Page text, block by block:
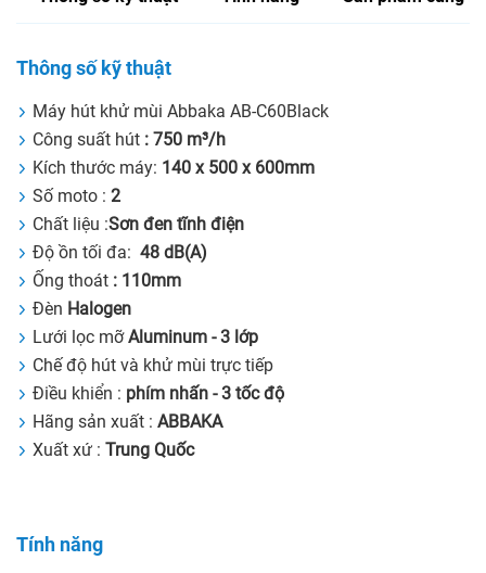
Thông số kỹ thuật
Máy hút khử mùi Abbaka AB-C60Black
Công suất hút : 750 m³/h
Kích thước máy: 140 x 500 x 600mm
Số moto : 2
Chất liệu :Sơn đen tĩnh điện
Độ ồn tối đa: 48 dB(A)
Ống thoát : 110mm
Đèn Halogen
Lưới lọc mỡAluminum - 3 lớp
Chế độ hút và khử mùi trực tiếp
Điều khiển : phím nhấn - 3 tốc độ
Hãng sản xuất : ABBAKA
Xuất xứ : Trung Quốc
Tính năng